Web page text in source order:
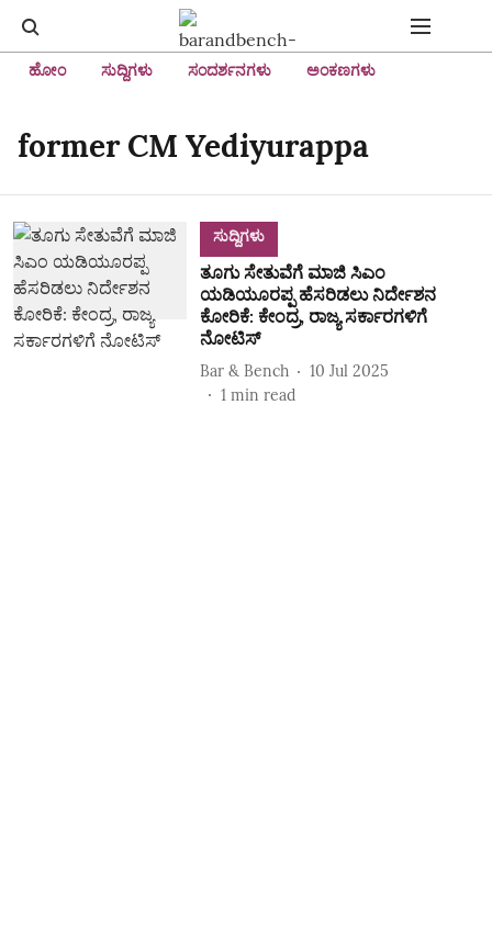
ಹೋಂ ಸುದ್ದಿಗಳು ಸಂದರ್ಶನಗಳು ಅಂಕಣಗಳು
former CM Yediyurappa
ಸುದ್ದಿಗಳು
ತೂಗು ಸೇತುವೆಗೆ ಮಾಜಿ ಸಿಎಂ
ಯಡಿಯೂರಪ್ಪ ಹೆಸರಿಡಲು ನಿರ್ದೇಶನ
ಕೋರಿಕೆ: ಕೇಂದ್ರ, ರಾಜ್ಯ ಸರ್ಕಾರಗಳಿಗೆ
ನೋಟಿಸ್
Bar & Bench
10 Jul 2025
1 min read